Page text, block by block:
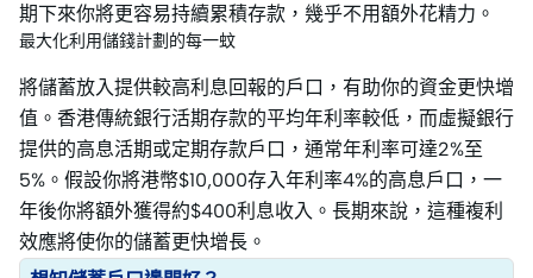
期下來你將更容易持續累積存款，幾乎不用額外花精力。
最大化利用儲錢計劃的每一蚊
將儲蓄放入提供較高利息回報的戶口，有助你的資金更快增
值。香港傳統銀行活期存款的平均年利率較低，而虛擬銀行
提供的高息活期或定期存款戶口，通常年利率可達2%至
5%。假設你將港幣$10,000存入年利率4%的高息戶口，一
年後你將額外獲得約$400利息收入。長期來說，這種複利
效應將使你的儲蓄更快增長。